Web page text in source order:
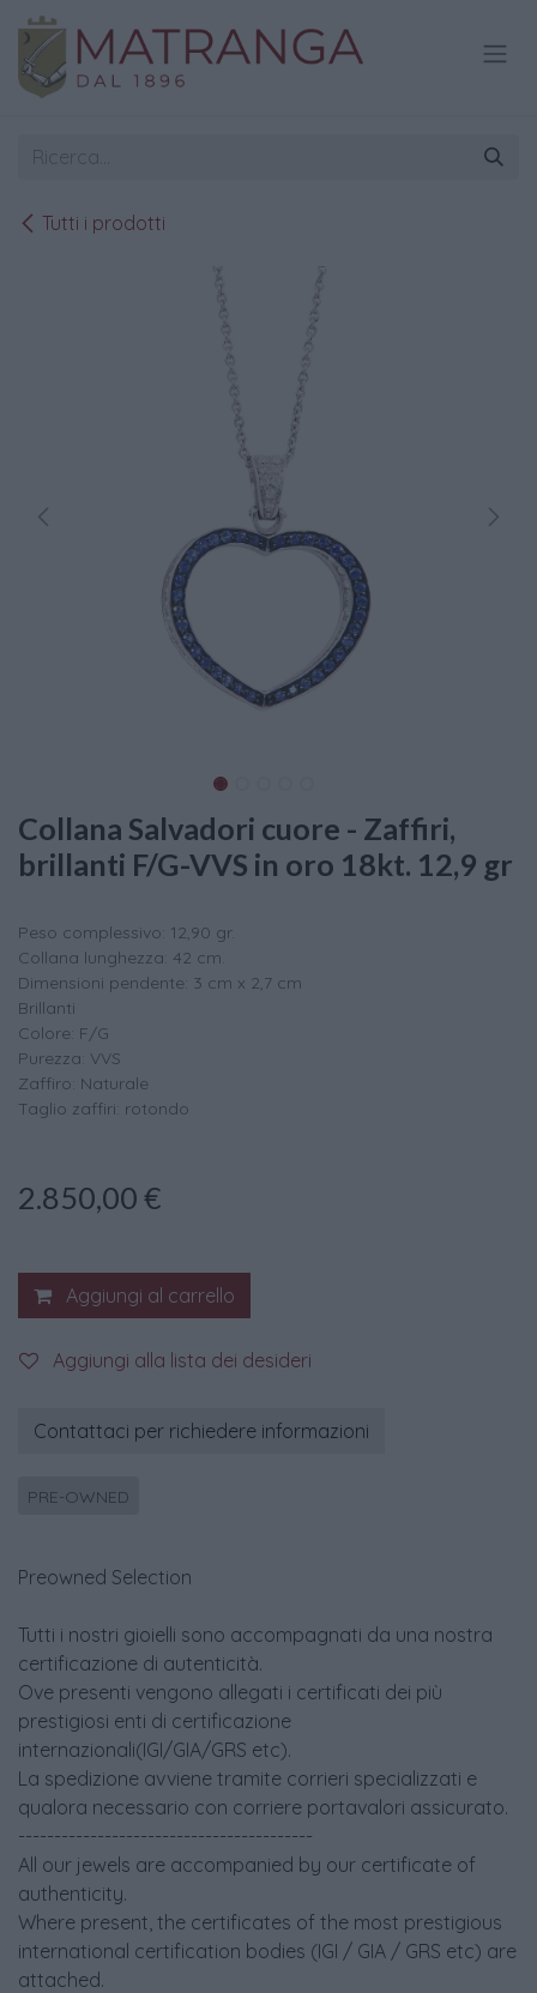
Passa al contenuto
Tutti i prodotti
Collana Salvadori cuore - Zaffiri,
brillanti F/G-VVS in oro 18kt. 12,9 gr
Peso complessivo: 12,90 gr.
Collana lunghezza: 42 cm.
Dimensioni pendente: 3 cm x 2,7 cm
Brillanti
Colore: F/G
Purezza: VVS
Zaffiro: Naturale
Taglio zaffiri: rotondo
2.850,00 €
Aggiungi al carrello
Aggiungi alla lista dei desideri
Contattaci per richiedere informazioni
PRE-OWNED
Preowned Selection
Tutti i nostri gioielli sono accompagnati da una nostra
certificazione di autenticità.
Ove presenti vengono allegati i certificati dei più
prestigiosi enti di certificazione
internazionali(IGI/GIA/GRS etc).
La spedizione avviene tramite corrieri specializzati e
qualora necessario con corriere portavalori assicurato.
-----------------------------------------
All our jewels are accompanied by our certificate of
authenticity.
Where present, the certificates of the most prestigious
international certification bodies (IGI / GIA / GRS etc) are
attached.